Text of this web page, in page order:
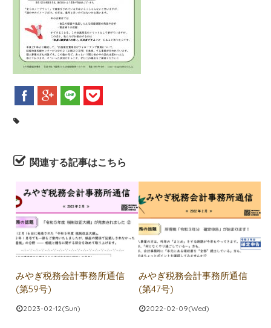
関連する記事はこちら
みやぎ税務会計事務所通信
(第59号)
2023-02-12(Sun)
みやぎ税務会計事務所通信
(第47号)
2022-02-09(Wed)